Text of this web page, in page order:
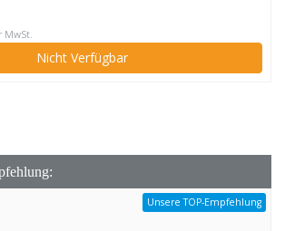
MwSt.
Nicht Verfügbar
Unsere TOP-Empfehlung